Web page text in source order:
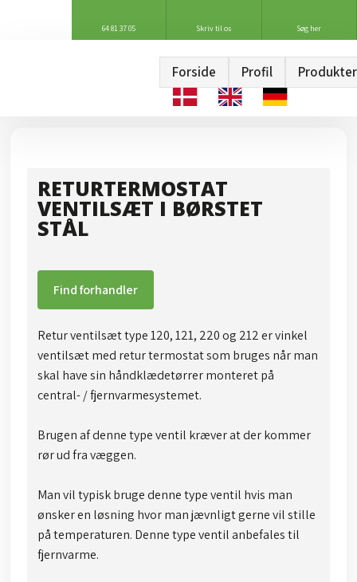
64 81 37 05 Skriv til os Søg her
Forside Profil Produkter
RETURTERMOSTAT
VENTILSÆT I BØRSTET
STÅL
Find forhandler
Retur ventilsæt type 120, 121, 220 og 212 er vinkel
ventilsæt med retur termostat som bruges når man
skal have sin håndklædetørrer monteret på
central- / fjernvarmesystemet.
Brugen af denne type ventil kræver at der kommer
rør ud fra væggen.
Man vil typisk bruge denne type ventil hvis man
ønsker en løsning hvor man jævnligt gerne vil stille
på temperaturen. Denne type ventil anbefales til
fjernvarme.